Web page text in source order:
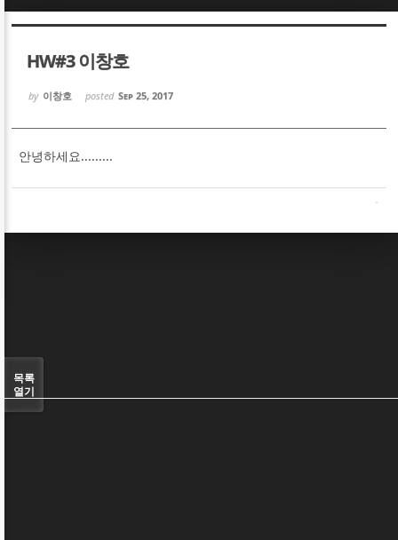
HW#3 이창호
by 이창호 posted Sep 25, 2017
안녕하세요.........
목록
열기
Sketchbook5, 스케치북5
Sketchbook5, 스케치북5
Sketchbook5, 스케치북5
Sketchbook5, 스케치북5